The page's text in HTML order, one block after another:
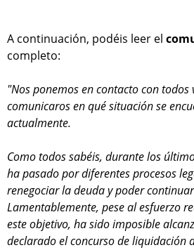
A continuación, podéis leer el
completo:
"Nos ponemos en contacto con todos
comunicaros en qué situación se
actualmente.
Como todos sabéis, durante los
ha pasado por diferentes procesos
renegociar la deuda y poder
Lamentablemente, pese al esfuerzo
este objetivo, ha sido imposible
declarado el concurso de liquidación